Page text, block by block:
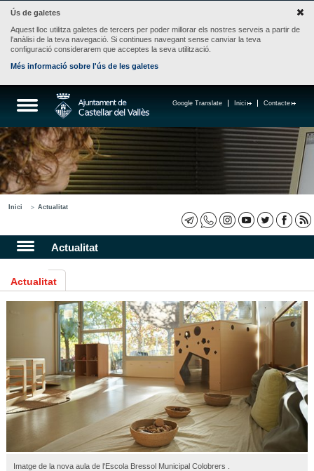
Ús de galetes
Aquest lloc utilitza galetes de tercers per poder millorar els nostres serveis a partir de
l'anàlisi de la teva navegació. Si continues navegant sense canviar la teva
configuració considerarem que acceptes la seva utilització.
Més informació sobre l'ús de les galetes
Contacte
Inici
Google Translate
Inici Actualitat
Actualitat
Actualitat
Imatge de la nova aula de l'Escola Bressol Municipal Colobrers .